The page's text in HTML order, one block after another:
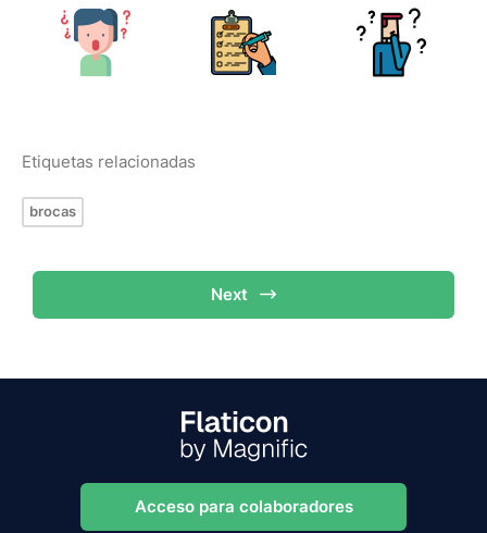
Etiquetas relacionadas
brocas
Next
Acceso para colaboradores